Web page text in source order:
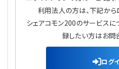
【連載】会計相談室
【連載】公益法人運営実務の
【連載】シェアコモン200 誌
【連載】実務と税務のポイント
お問合せ
プライバシーポリシー
利用法人の方は、下記から
シェアコモン200のサービスに
録したい方はお問
ログ